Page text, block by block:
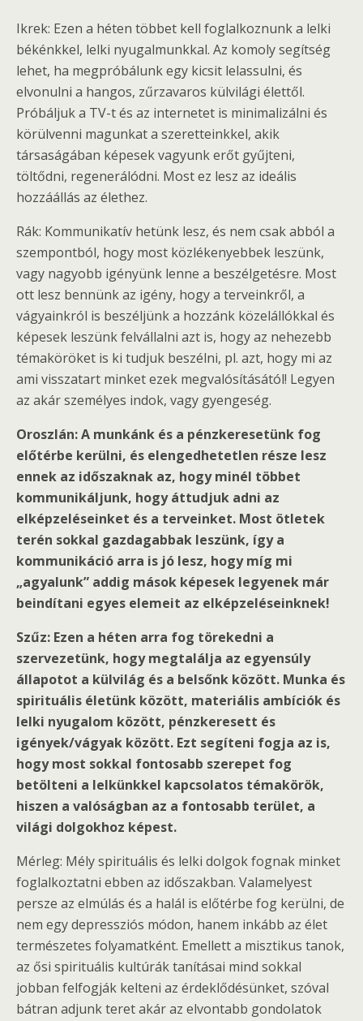
Ikrek: Ezen a héten többet kell foglalkoznunk a lelki
békénkkel, lelki nyugalmunkkal. Az komoly segítség
lehet, ha megpróbálunk egy kicsit lelassulni, és
elvonulni a hangos, zűrzavaros külvilági élettől.
Próbáljuk a TV-t és az internetet is minimalizálni és
körülvenni magunkat a szeretteinkkel, akik
társaságában képesek vagyunk erőt gyűjteni,
töltődni, regenerálódni. Most ez lesz az ideális
hozzáállás az élethez.
Rák: Kommunikatív hetünk lesz, és nem csak abból a
szempontból, hogy most közlékenyebbek leszünk,
vagy nagyobb igényünk lenne a beszélgetésre. Most
ott lesz bennünk az igény, hogy a terveinkről, a
vágyainkról is beszéljünk a hozzánk közelállókkal és
képesek leszünk felvállalni azt is, hogy az nehezebb
témaköröket is ki tudjuk beszélni, pl. azt, hogy mi az
ami visszatart minket ezek megvalósításától! Legyen
az akár személyes indok, vagy gyengeség.
Oroszlán: A munkánk és a pénzkeresetünk fog
előtérbe kerülni, és elengedhetetlen része lesz
ennek az időszaknak az, hogy minél többet
kommunikáljunk, hogy áttudjuk adni az
elképzeléseinket és a terveinket. Most ötletek
terén sokkal gazdagabbak leszünk, így a
kommunikáció arra is jó lesz, hogy míg mi
„agyalunk” addig mások képesek legyenek már
beindítani egyes elemeit az elképzeléseinknek!
Szűz: Ezen a héten arra fog törekedni a
szervezetünk, hogy megtalálja az egyensúly
állapotot a külvilág és a belsőnk között. Munka és
spirituális életünk között, materiális ambíciók és
lelki nyugalom között, pénzkeresett és
igények/vágyak között. Ezt segíteni fogja az is,
hogy most sokkal fontosabb szerepet fog
betölteni a lelkünkkel kapcsolatos témakörök,
hiszen a valóságban az a fontosabb terület, a
világi dolgokhoz képest.
Mérleg: Mély spirituális és lelki dolgok fognak minket
foglalkoztatni ebben az időszakban. Valamelyest
persze az elmúlás és a halál is előtérbe fog kerülni, de
nem egy depressziós módon, hanem inkább az élet
természetes folyamatként. Emellett a misztikus tanok,
az ősi spirituális kultúrák tanításai mind sokkal
jobban felfogják kelteni az érdeklődésünket, szóval
bátran adjunk teret akár az elvontabb gondolatok